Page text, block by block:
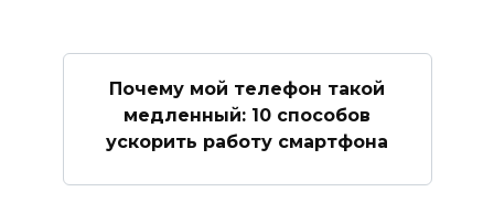
Почему мой телефон такой
медленный: 10 способов
ускорить работу смартфона